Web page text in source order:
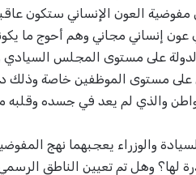
العون الإنساني ستكون
عون إنساني مجاني وهم أحوج ما
على مستوى المجلس
مستوى الموظفين خاصة وذلك
والذي لم يعد في جسده وقلبه
والوزراء يعجبهما نهج
لها؟ وهل تم تعيين الناطق